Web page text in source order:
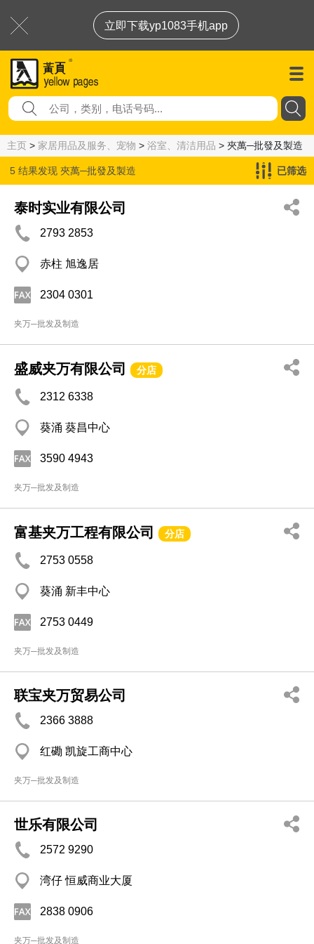
立即下载yp1083手机app
主页 > 家居用品及服务、宠物 > 浴室、清洁用品 > 夾萬─批發及製造
5 结果发现 夾萬─批發及製造 已筛选
泰时实业有限公司
2793 2853
赤柱 旭逸居
2304 0301
夹万─批发及制造
盛威夹万有限公司 分店
2312 6338
葵涌 葵昌中心
3590 4943
夹万─批发及制造
富基夹万工程有限公司 分店
2753 0558
葵涌 新丰中心
2753 0449
夹万─批发及制造
联宝夹万贸易公司
2366 3888
红磡 凯旋工商中心
夹万─批发及制造
世乐有限公司
2572 9290
湾仔 恒威商业大厦
2838 0906
夹万─批发及制造